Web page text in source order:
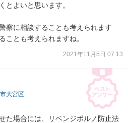
とよいと思います。
察に相談することも考えられます
ことも考えられますね。
2021年11月5日 07:13
大宮区
た場合には、リベンジポルノ防止法